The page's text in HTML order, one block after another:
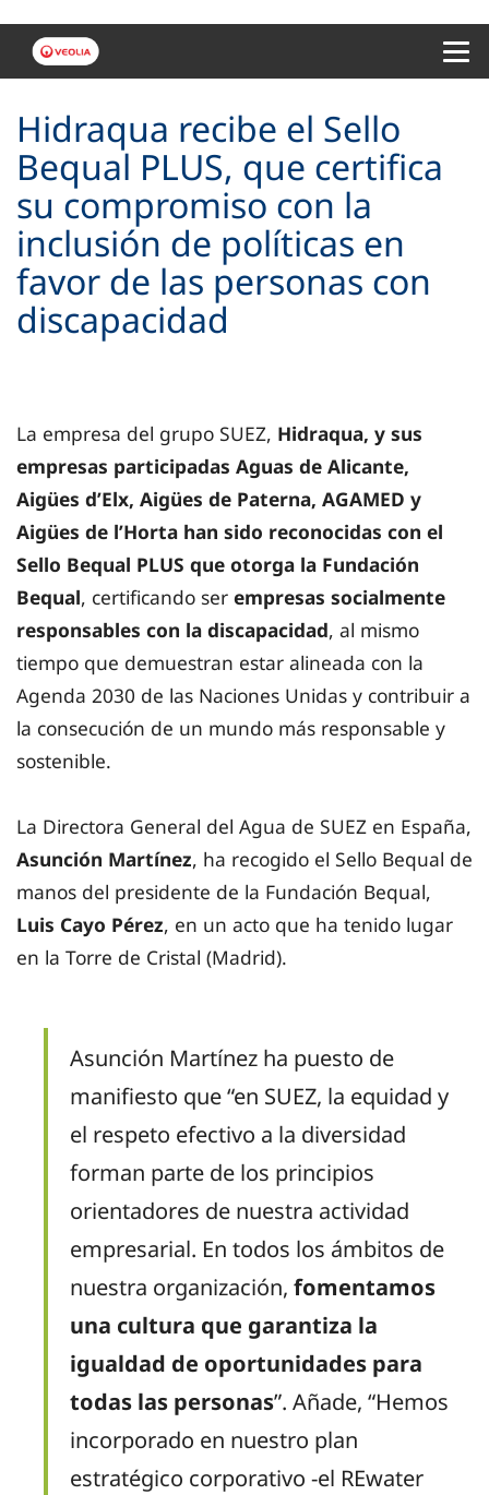
Hidraqua recibe el Sello
Bequal PLUS, que certifica
su compromiso con la
inclusión de políticas en
favor de las personas con
discapacidad
La empresa del grupo SUEZ, Hidraqua, y sus
empresas participadas Aguas de Alicante,
Aigües d’Elx, Aigües de Paterna, AGAMED y
Aigües de l’Horta han sido reconocidas con el
Sello Bequal PLUS que otorga la Fundación
Bequal, certificando ser empresas socialmente
responsables con la discapacidad, al mismo
tiempo que demuestran estar alineada con la
Agenda 2030 de las Naciones Unidas y contribuir a
la consecución de un mundo más responsable y
sostenible.
La Directora General del Agua de SUEZ en España,
Asunción Martínez, ha recogido el Sello Bequal de
manos del presidente de la Fundación Bequal,
Luis Cayo Pérez, en un acto que ha tenido lugar
en la Torre de Cristal (Madrid).
Asunción Martínez ha puesto de
manifiesto que “en SUEZ, la equidad y
el respeto efectivo a la diversidad
forman parte de los principios
orientadores de nuestra actividad
empresarial. En todos los ámbitos de
nuestra organización, fomentamos
una cultura que garantiza la
igualdad de oportunidades para
todas las personas”. Añade, “Hemos
incorporado en nuestro plan
estratégico corporativo -el REwater